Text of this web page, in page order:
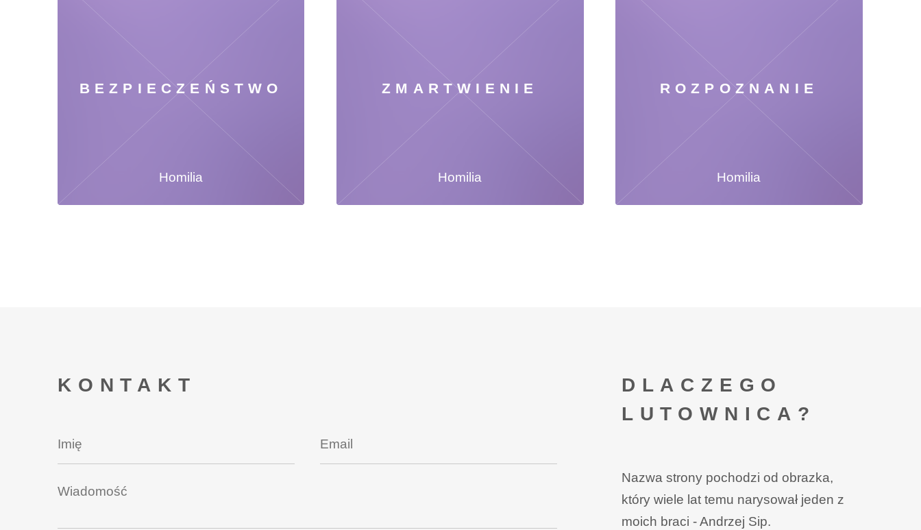
BEZPIECZEŃSTWO
Homilia
ZMARTWIENIE
Homilia
ROZPOZNANIE
Homilia
KONTAKT
DLACZEGO
LUTOWNICA?
Nazwa strony pochodzi od obrazka,
który wiele lat temu narysował jeden z
moich braci - Andrzej Sip.